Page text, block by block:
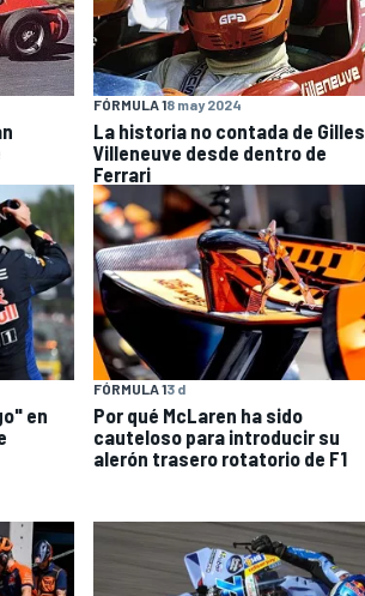
FÓRMULA 18 may 2024
La historia no contada de Gilles
Villeneuve desde dentro de
Ferrari
en
FÓRMULA 13 d
Por qué McLaren ha sido
cauteloso para introducir su
alerón trasero rotatorio de F1